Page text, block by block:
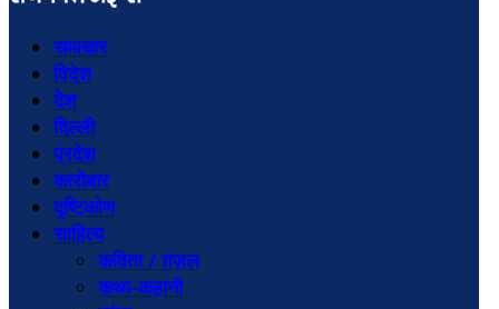
समाचार
विदेश
देश
दिल्ली
प्रदेश
कारोबार
दृष्टिकोण
साहित्य
कविता / ग़ज़ल
कथा-कहानी